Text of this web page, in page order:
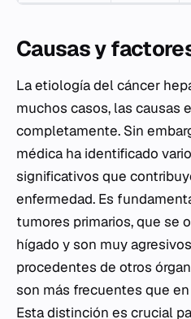
Causas y
La etiología del cáncer
muchos casos, las causas
completamente. Sin
médica ha identificado
significativos que
enfermedad. Es
tumores primarios, que se
hígado y son muy
procedentes de otros
son más frecuentes que
Esta distinción es crucial